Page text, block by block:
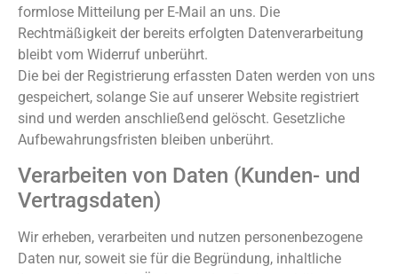
formlose Mitteilung per E-Mail an uns. Die
Rechtmäßigkeit der bereits erfolgten Datenverarbeitung
bleibt vom Widerruf unberührt.
Die bei der Registrierung erfassten Daten werden von uns
gespeichert, solange Sie auf unserer Website registriert
sind und werden anschließend gelöscht. Gesetzliche
Aufbewahrungsfristen bleiben unberührt.
Verarbeiten von Daten (Kunden- und
Vertragsdaten)
Wir erheben, verarbeiten und nutzen personenbezogene
Daten nur, soweit sie für die Begründung, inhaltliche